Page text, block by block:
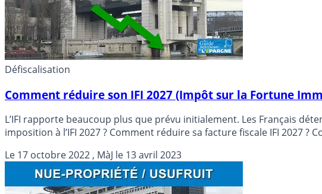
Défiscalisation
Comment réduire son IFI 2027 (Impôt sur la Fortune
L’IFI rapporte beaucoup plus que prévu initialement. Les Français
imposition à l’IFI 2027 ? Comment réduire sa facture fiscale IFI 2027 ?
Le 17 octobre 2022 , MàJ le 13 avril 2023